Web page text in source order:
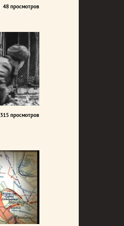
48 просмотров
315 просмотров